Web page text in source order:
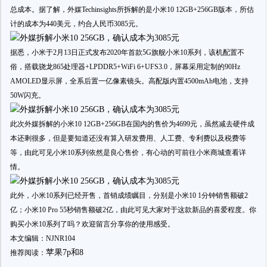
总成本。据了解，外媒Techinsights所拆解的是小米10 12GB+256GB版本，所估
计的成本为440美元，约合人民币3085元。
据悉，小米于2月13日正式发布2020年首款5G旗舰小米10系列，该机配置不
俗，搭载骁龙865处理器+LPDDR5+WiFi 6+UFS3.0，屏幕采用定制的90Hz
AMOLED显示屏，全系后置一亿像素镜头。高配版内置4500mAh电池，支持
50W闪充。
此次外媒拆解的小米10 12GB+256GB在国内的售价为4699元，虽然减去硬件成
本还剩很多，但是要知道还没有算入研发费用、人工费、专利费以及税费等
等，由此可见小米10系列依然是良心售价，有心动的可前往小米商城查看详
情。
此外，小米10系列已经开售，首销成绩瞩目，分别是小米10 1分钟销售额破2
亿；小米10 Pro 55秒销售额破2亿，由此可见大家对于这款新品的喜爱程度。你
购买小米10系列了吗？欢迎留言分享你的使用感受。
本文编辑：NJNR104
推荐阅读： 苹果7p和8